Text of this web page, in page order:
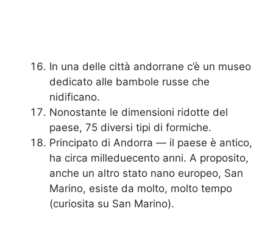
In una delle città andorrane c’è un museo
dedicato alle bambole russe che
nidificano.
Nonostante le dimensioni ridotte del
paese, 75 diversi tipi di formiche.
Principato di Andorra — il paese è antico,
ha circa milleduecento anni. A proposito,
anche un altro stato nano europeo, San
Marino, esiste da molto, molto tempo
(curiosita su San Marino).